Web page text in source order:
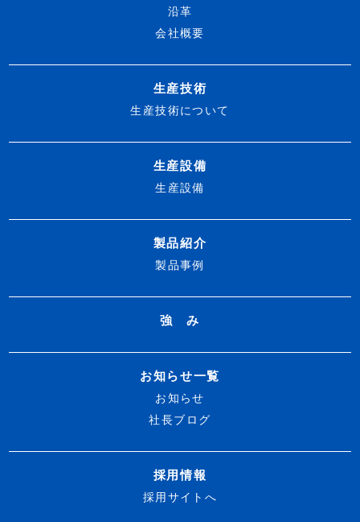
沿革
会社概要
生産技術
生産技術について
生産設備
生産設備
製品紹介
製品事例
強 み
お知らせ一覧
お知らせ
社長ブログ
採用情報
採用サイトへ